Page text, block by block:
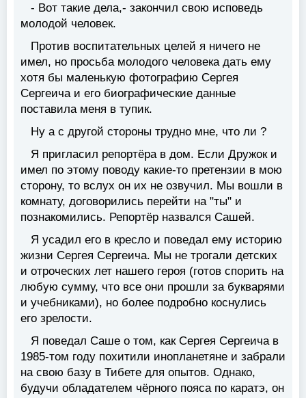
- Вот такие дела,- закончил свою исповедь
молодой человек.
Против воспитательных целей я ничего не
имел, но просьба молодого человека дать ему
хотя бы маленькую фотографию Сергея
Сергеича и его биографические данные
поставила меня в тупик.
Ну а с другой стороны трудно мне, что ли ?
Я пригласил репортёра в дом. Если Дружок и
имел по этому поводу какие-то претензии в мою
сторону, то вслух он их не озвучил. Мы вошли в
комнату, договорились перейти на "ты" и
познакомились. Репортёр назвался Сашей.
Я усадил его в кресло и поведал ему историю
жизни Сергея Сергеича. Мы не трогали детских
и отроческих лет нашего героя (готов спорить на
любую сумму, что все они прошли за букварями
и учебниками), но более подробно коснулись
его зрелости.
Я поведал Саше о том, как Сергея Сергеича в
1985-том году похитили инопланетяне и забрали
на свою базу в Тибете для опытов. Однако,
будучи обладателем чёрного пояса по каратэ, он